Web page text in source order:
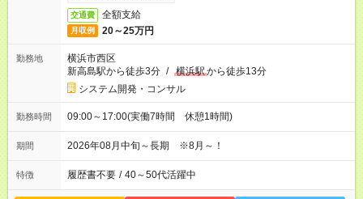
交通費 全額支給
月収例 20～25万円
勤務地
横浜市西区
新高島駅から徒歩3分 / 横浜駅から徒歩13分
システム開発・コンサル
勤務時間 09:00～17:00(実働7時間 休憩1時間)
期間 2026年08月中旬～長期 ※8月～！
特徴 履歴書不要 / 40～50代活躍中